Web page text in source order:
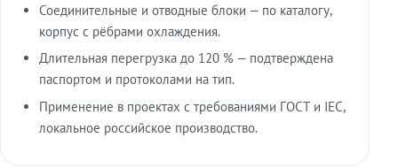
Соединительные и отводные блоки — по каталогу,
корпус с рёбрами охлаждения.
Длительная перегрузка до 120 % — подтверждена
паспортом и протоколами на тип.
Применение в проектах с требованиями ГОСТ и IEC,
локальное российское производство.